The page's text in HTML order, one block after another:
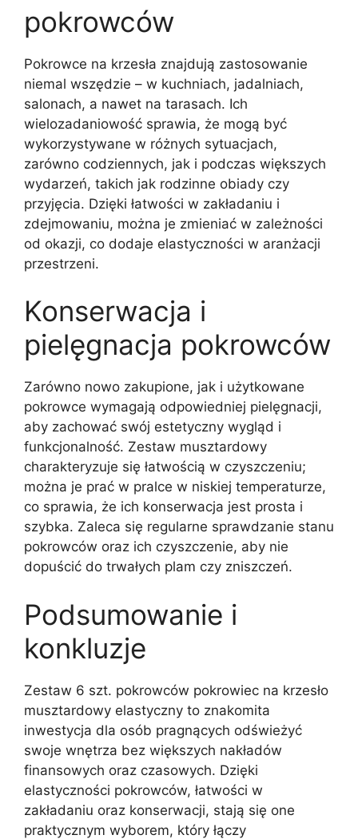
pokrowców
Pokrowce na krzesła znajdują zastosowanie
niemal wszędzie – w kuchniach, jadalniach,
salonach, a nawet na tarasach. Ich
wielozadaniowość sprawia, że mogą być
wykorzystywane w różnych sytuacjach,
zarówno codziennych, jak i podczas większych
wydarzeń, takich jak rodzinne obiady czy
przyjęcia. Dzięki łatwości w zakładaniu i
zdejmowaniu, można je zmieniać w zależności
od okazji, co dodaje elastyczności w aranżacji
przestrzeni.
Konserwacja i
pielęgnacja pokrowców
Zarówno nowo zakupione, jak i użytkowane
pokrowce wymagają odpowiedniej pielęgnacji,
aby zachować swój estetyczny wygląd i
funkcjonalność. Zestaw musztardowy
charakteryzuje się łatwością w czyszczeniu;
można je prać w pralce w niskiej temperaturze,
co sprawia, że ich konserwacja jest prosta i
szybka. Zaleca się regularne sprawdzanie stanu
pokrowców oraz ich czyszczenie, aby nie
dopuścić do trwałych plam czy zniszczeń.
Podsumowanie i
konkluzje
Zestaw 6 szt. pokrowców pokrowiec na krzesło
musztardowy elastyczny to znakomita
inwestycja dla osób pragnących odświeżyć
swoje wnętrza bez większych nakładów
finansowych oraz czasowych. Dzięki
elastyczności pokrowców, łatwości w
zakładaniu oraz konserwacji, stają się one
praktycznym wyborem, który łączy